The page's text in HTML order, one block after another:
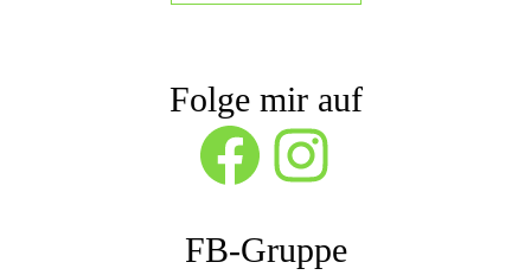
Folge mir auf
Facebook Instagram
FB-Gruppe